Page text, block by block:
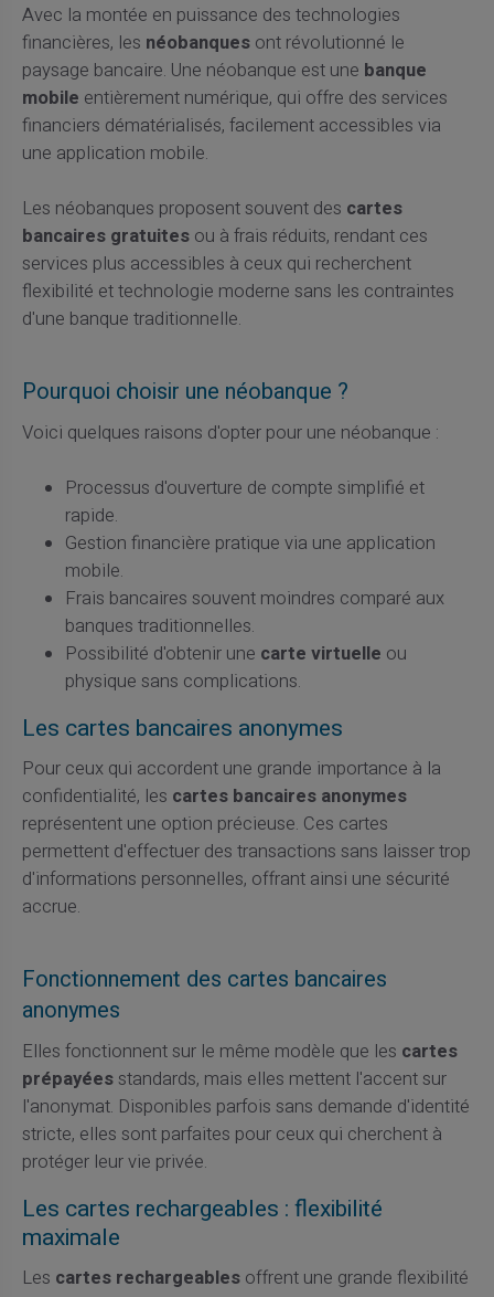
Avec la montée en puissance des technologies
financières, les néobanquesont révolutionné le
paysage bancaire. Une néobanque est une banque
mobile entièrement numérique, qui offre des services
financiers dématérialisés, facilement accessibles via
une application mobile.
Les néobanques proposent souvent des cartes
bancaires gratuitesou à frais réduits, rendant ces
services plus accessibles à ceux qui recherchent
flexibilité et technologie moderne sans les contraintes
d'une banque traditionnelle.
Pourquoi choisir une néobanque ?
Voici quelques raisons d'opter pour une néobanque :
Processus d'ouverture de compte simplifié et
rapide.
Gestion financière pratique via une application
mobile.
Frais bancaires souvent moindres comparé aux
banques traditionnelles.
Possibilité d'obtenir une carte virtuelle ou
physique sans complications.
Les cartes bancaires anonymes
Pour ceux qui accordent une grande importance à la
confidentialité, les cartes bancaires anonymes
représentent une option précieuse. Ces cartes
permettent d'effectuer des transactions sans laisser trop
d'informations personnelles, offrant ainsi une sécurité
accrue.
Fonctionnement des cartes bancaires
anonymes
Elles fonctionnent sur le même modèle que les cartes
prépayéesstandards, mais elles mettent l'accent sur
l'anonymat. Disponibles parfois sans demande d'identité
stricte, elles sont parfaites pour ceux qui cherchent à
protéger leur vie privée.
Les cartes rechargeables : flexibilité
maximale
Les cartes rechargeablesoffrent une grande flexibilité